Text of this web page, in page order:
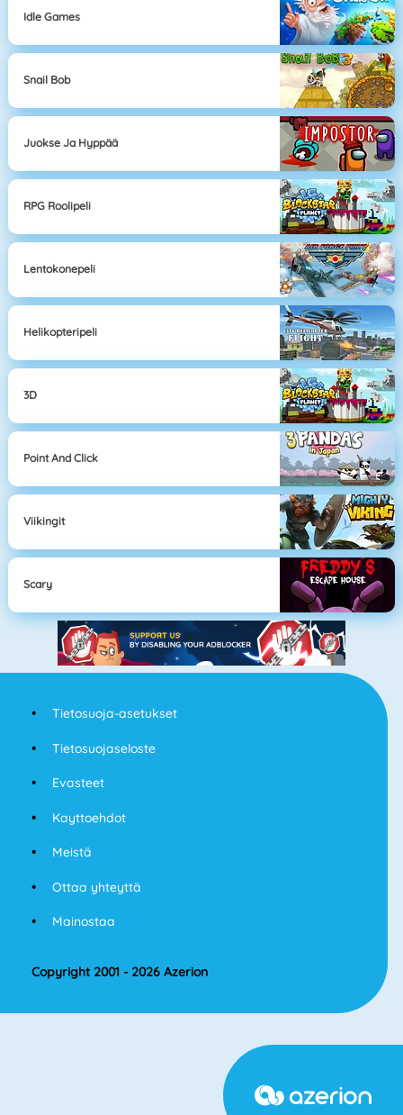
Idle Games
Snail Bob
Juokse Ja Hyppää
RPG Roolipeli
Lentokonepeli
Helikopteripeli
3D
Point And Click
Viikingit
Scary
Tietosuoja-asetukset
Tietosuojaseloste
Evasteet
Kayttoehdot
Meistä
Ottaa yhteyttä
Mainostaa
Copyright 2001 - 2026 Azerion